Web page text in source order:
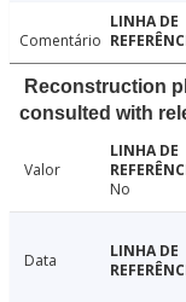
Comentário
Reconstruction
consulted with
Valor
No
Data